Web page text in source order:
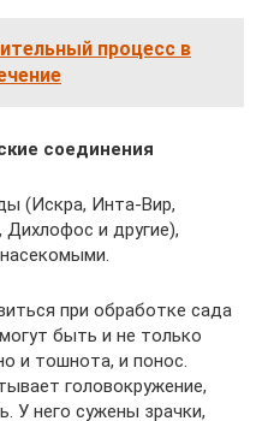
процесс в
соединения
(Искра, Инта-Вир,
и другие),
при обработке сада
быть и не только
и тошнота, и понос.
головокружение,
У него сужены зрачки,